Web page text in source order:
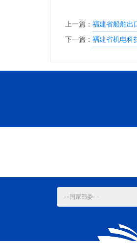
上一篇： 福建省船舶出
下一篇： 福建省机电科
--国家部委--